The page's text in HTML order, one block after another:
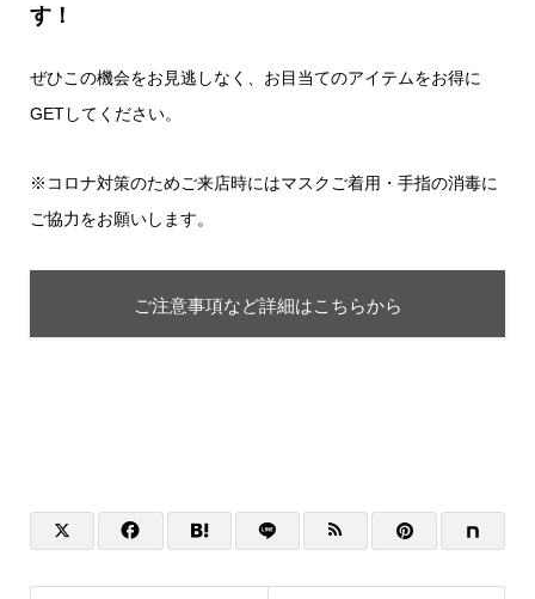
す！
ぜひこの機会をお見逃しなく、お目当てのアイテムをお得に
GETしてください。
※コロナ対策のためご来店時にはマスクご着用・手指の消毒に
ご協力をお願いします。
ご注意事項など詳細はこちらから